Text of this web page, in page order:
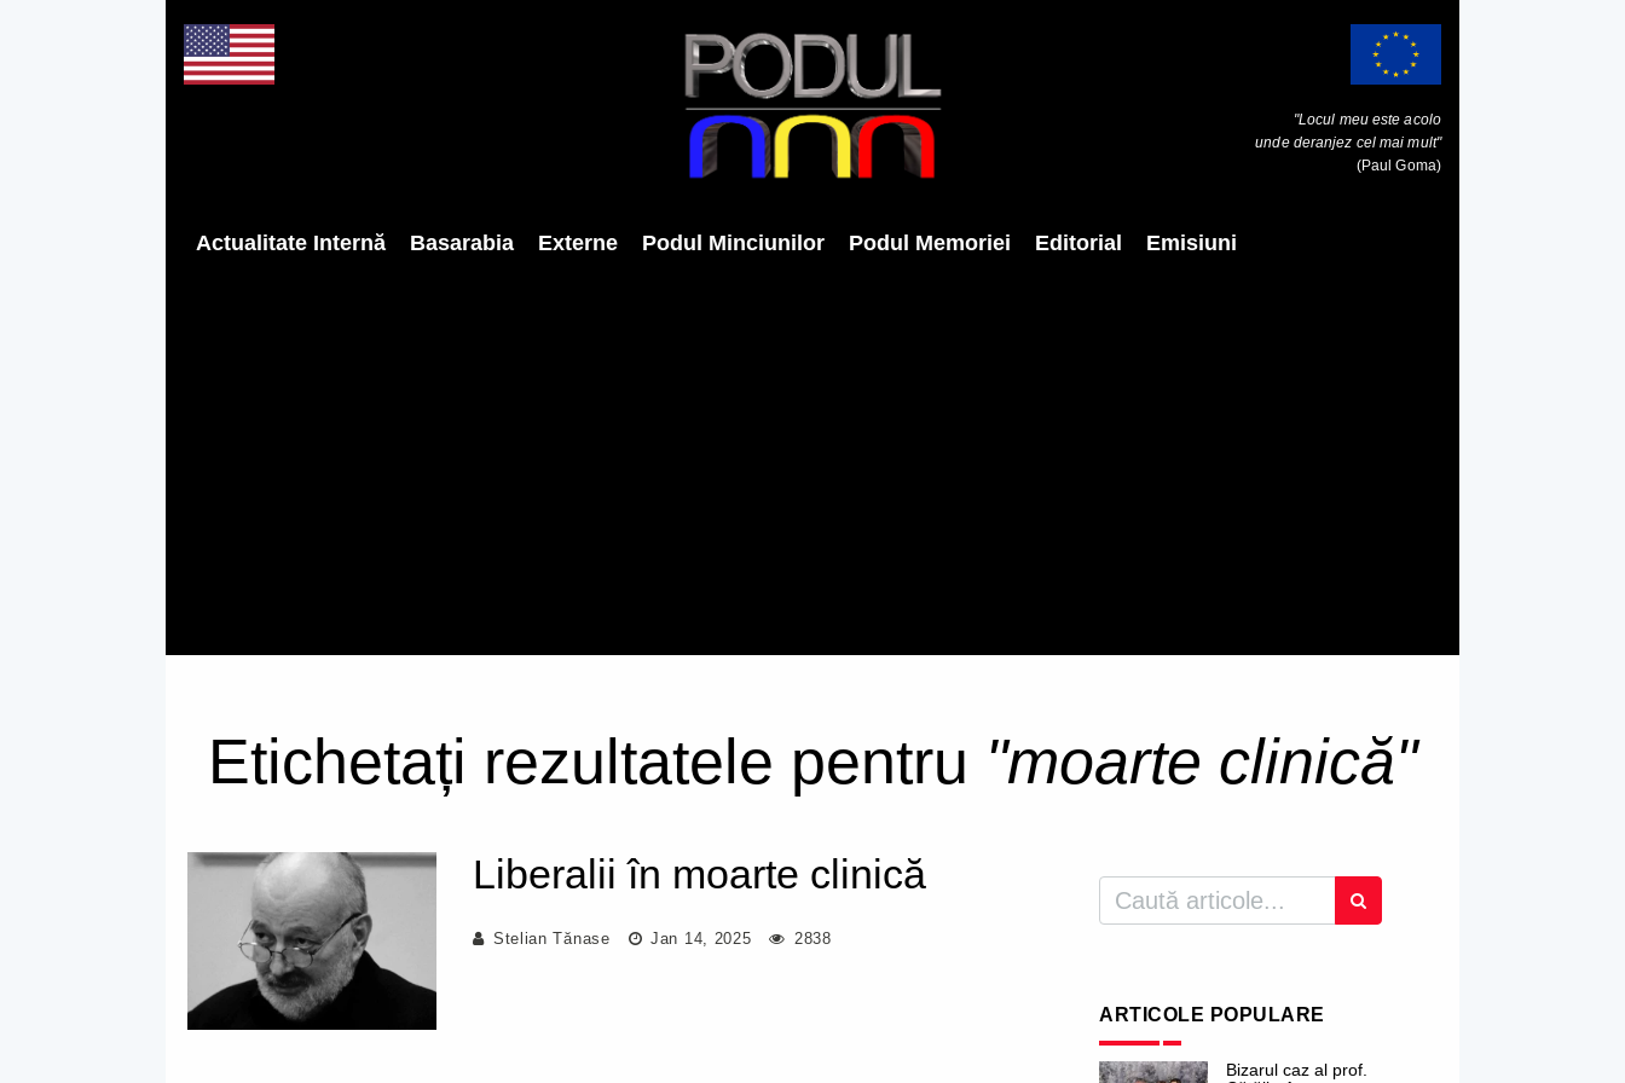
"Locul meu este acolo
unde deranjez cel mai mult"
(Paul Goma)
Actualitate Internă Basarabia Externe Podul Minciunilor Podul Memoriei Editorial Emisiuni
Etichetați rezultatele pentru "moarte clinică"
Liberalii în moarte clinică
Stelian Tănase Jan 14, 2025 2838
ARTICOLE POPULARE
Bizarul caz al prof.